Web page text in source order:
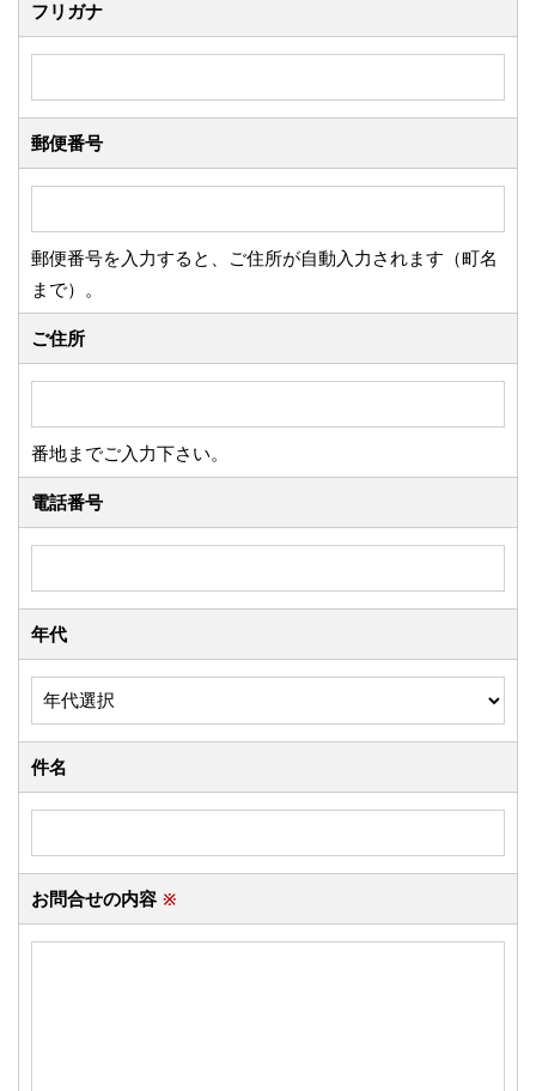
フリガナ
郵便番号
郵便番号を入力すると、ご住所が自動入力されます（町名
まで）。
ご住所
番地までご入力下さい。
電話番号
年代
件名
お問合せの内容 ※